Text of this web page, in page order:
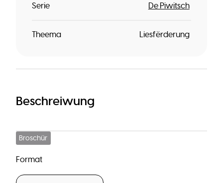
Serie De Piwitsch
Theema Liesfërderung
Beschreiwung
Broschür
Format